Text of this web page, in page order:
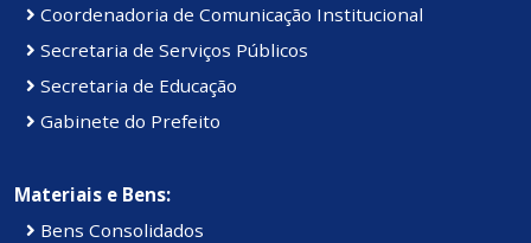
Coordenadoria de Comunicação Institucional
Secretaria de Serviços Públicos
Secretaria de Educação
Gabinete do Prefeito
Materiais e Bens:
Bens Consolidados